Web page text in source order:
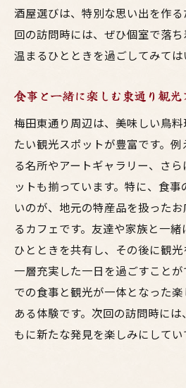
酒屋選びは、特別な思い出を作
回の訪問時には、ぜひ個室で落
温まるひとときを過ごしてみては
食事と一緒に楽しむ東通り観光
梅田東通り周辺は、美味しい鳥
たい観光スポットが豊富です。
る名所やアートギャラリー、さ
ットも揃っています。特に、食
いのが、地元の特産品を扱った
るカフェです。友達や家族と一
ひとときを共有し、その後に観
一層充実した一日を過ごすこと
での食事と観光が一体となった
ある体験です。次回の訪問時に
もに新たな発見を楽しみにしてい